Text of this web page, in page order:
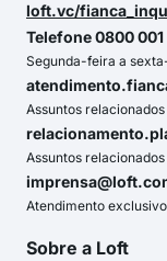
loft.vc/
Telefone 0800
Segunda-feira a
Assuntos
Assuntos
Atendimento
Sobre a Loft